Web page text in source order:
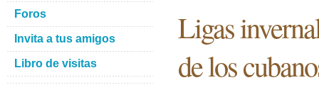
Ligas
de los
Foros
Invita a tus amigos
Libro de visitas